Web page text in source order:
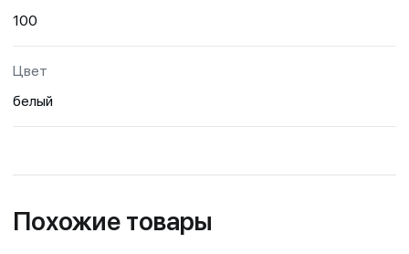
100
Цвет
белый
Похожие товары